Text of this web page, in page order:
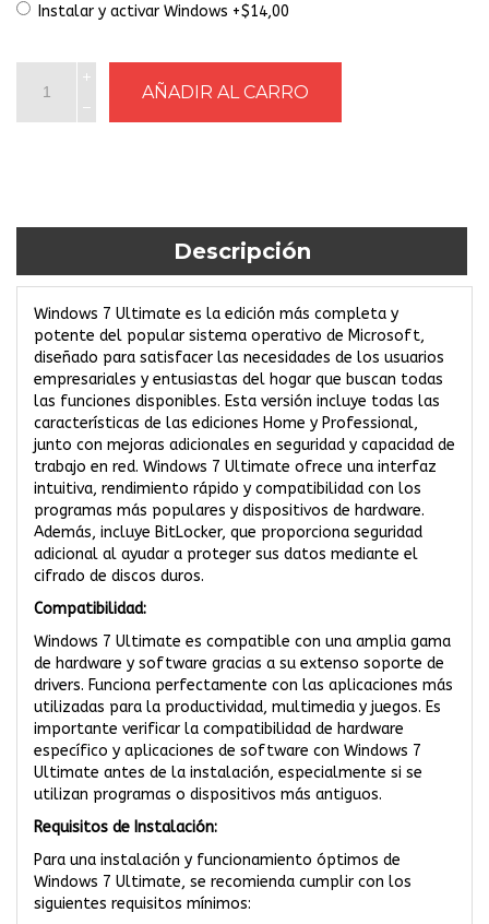
Instalar y activar Windows +$14,00
Descripción
Windows 7 Ultimate es la edición más completa y
potente del popular sistema operativo de Microsoft,
diseñado para satisfacer las necesidades de los usuarios
empresariales y entusiastas del hogar que buscan todas
las funciones disponibles. Esta versión incluye todas las
características de las ediciones Home y Professional,
junto con mejoras adicionales en seguridad y capacidad de
trabajo en red. Windows 7 Ultimate ofrece una interfaz
intuitiva, rendimiento rápido y compatibilidad con los
programas más populares y dispositivos de hardware.
Además, incluye BitLocker, que proporciona seguridad
adicional al ayudar a proteger sus datos mediante el
cifrado de discos duros.
Compatibilidad:
Windows 7 Ultimate es compatible con una amplia gama
de hardware y software gracias a su extenso soporte de
drivers. Funciona perfectamente con las aplicaciones más
utilizadas para la productividad, multimedia y juegos. Es
importante verificar la compatibilidad de hardware
específico y aplicaciones de software con Windows 7
Ultimate antes de la instalación, especialmente si se
utilizan programas o dispositivos más antiguos.
Requisitos de Instalación:
Para una instalación y funcionamiento óptimos de
Windows 7 Ultimate, se recomienda cumplir con los
siguientes requisitos mínimos: